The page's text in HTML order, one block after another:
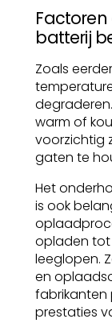
batterij
Zoals
warm of
voorzichtig
gaten te
Het
is ook
opladen tot
leeglopen.
en
fabrikanten
prestaties